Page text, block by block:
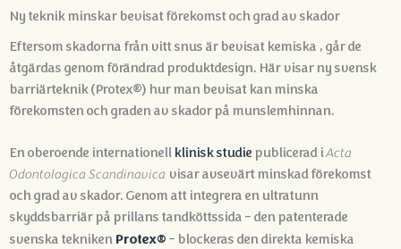
Ny teknik minskar bevisat förekomst och grad av skador
Eftersom skadorna från vitt snus är bevisat kemiska , går de
åtgärdas genom förändrad produktdesign. Här visar ny svensk
barriärteknik (Protex®) hur man bevisat kan minska
förekomsten och graden av skador på munslemhinnan.
En oberoende internationell klinisk studie publicerad iActa
Odontologica Scandinavica visar avsevärt minskad förekomst
och grad av skador. Genom att integrera en ultratunn
skyddsbarriär på prillans tandköttssida – den patenterade
svenska tekniken Protex® – blockeras den direkta kemiska